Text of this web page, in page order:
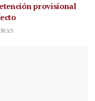
provisional